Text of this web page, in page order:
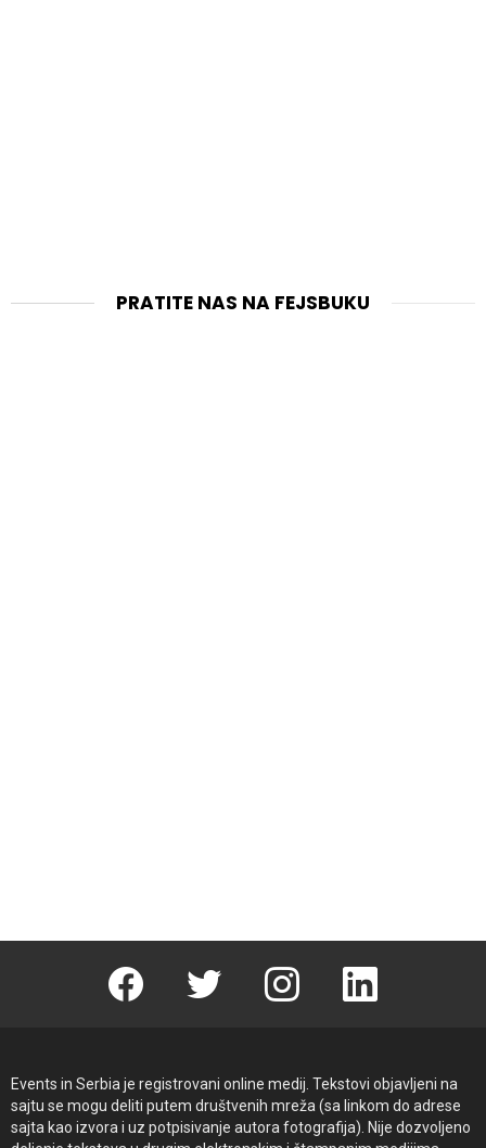
PRATITE NAS NA FEJSBUKU
Facebook Twitter instagram linkedin
Events in Serbia je registrovani online medij. Tekstovi objavljeni na
sajtu se mogu deliti putem društvenih mreža (sa linkom do adrese
sajta kao izvora i uz potpisivanje autora fotografija). Nije dozvoljeno